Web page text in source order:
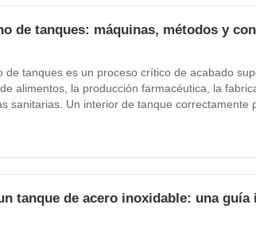
de tanques: máquinas, métodos y
de tanques es un proceso crítico de acabado
alimentos, la producción farmacéutica, la
sanitarias. Un interior de tanque
tanque de acero inoxidable: una